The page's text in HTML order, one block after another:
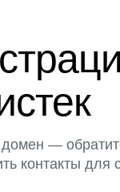
—
контакты для